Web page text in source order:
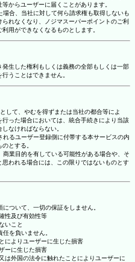
からユーザーに届くことがあります。
合、当社に対して何ら請求権も取得しないも
れなくなり、ノジマスーパーポイントのご利
用ができなくなるものとします。
生した権利もしくは義務の全部もしくは一部
うことはできません。
して、やむを得ずまたは当社の都合等によ
った場合においては、統合手続きにより当該
なければならない。
るユーザー登録側に付帯する本サービスの内
とする。
業目的を有している可能性がある場合や、そ
われる場合には、この限りではないものとす
ついて、一切の保証をしません。
性及び有効性等
いこと
を負いません。
によりユーザーに生じた損害
ーに生じた損害
は外国の法令に触れたことによりユーザーに